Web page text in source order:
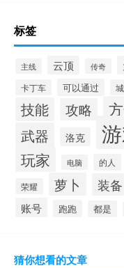
标签
主线 云顶 传奇
卡丁车 可以通过
技能 攻略
武器 洛克
玩家 电脑 的人
荣耀 萝卜 装备
账号 跑跑 都是
猜你想看的文章